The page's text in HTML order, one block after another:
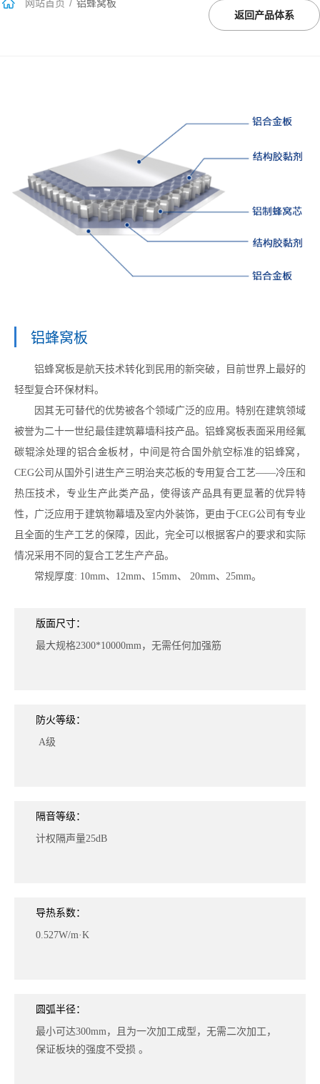
网站首页 / 铝蜂窝板
返回产品体系
铝蜂窝板
铝蜂窝板是航天技术转化到民用的新突破，目前世界上最好的
轻型复合环保材料。
因其无可替代的优势被各个领域广泛的应用。特别在建筑领域
被誉为二十一世纪最佳建筑幕墙科技产品。铝蜂窝板表面采用经氟
碳辊涂处理的铝合金板材，中间是符合国外航空标准的铝蜂窝，
CEG公司从国外引进生产三明治夹芯板的专用复合工艺——冷压和
热压技术，专业生产此类产品，使得该产品具有更显著的优异特
性，广泛应用于建筑物幕墙及室内外装饰，更由于CEG公司有专业
且全面的生产工艺的保障，因此，完全可以根据客户的要求和实际
情况采用不同的复合工艺生产产品。
常规厚度: 10mm、12mm、15mm、 20mm、25mm。
版面尺寸：
最大规格2300*10000mm，无需任何加强筋
防火等级：
A级
隔音等级：
计权隔声量25dB
导热系数：
0.527W/m·K
圆弧半径：
最小可达300mm，且为一次加工成型，无需二次加工，
保证板块的强度不受损 。